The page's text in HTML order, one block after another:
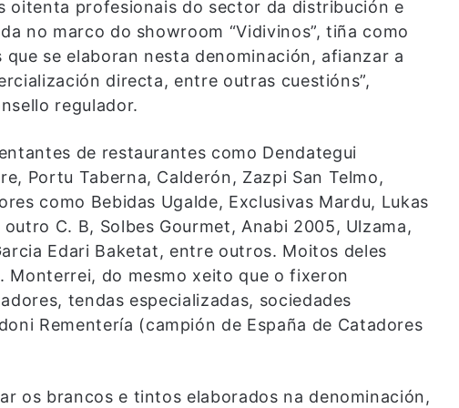
oitenta profesionais do sector da distribución e
no marco do showroom “Vidivinos”, tiña como
se elaboran nesta denominación, afianzar a
directa, entre outras cuestións”,
regulador.
de restaurantes como Dendategui
Portu Taberna, Calderón, Zazpi San Telmo,
como Bebidas Ugalde, Exclusivas Mardu, Lukas
C. B, Solbes Gourmet, Anabi 2005, Ulzama,
Edari Baketat, entre outros. Moitos deles
Monterrei, do mesmo xeito que o fixeron
tendas especializadas, sociedades
Rementería (campión de España de Catadores
os brancos e tintos elaborados na denominación,